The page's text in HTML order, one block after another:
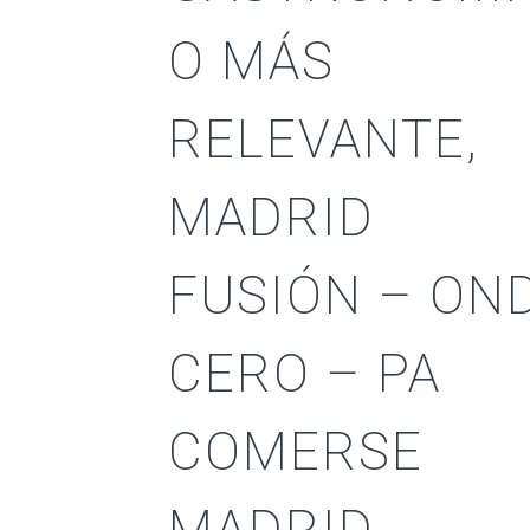
O MÁS
RELEVANTE,
MADRID
FUSIÓN –
CERO – PA
COMERSE